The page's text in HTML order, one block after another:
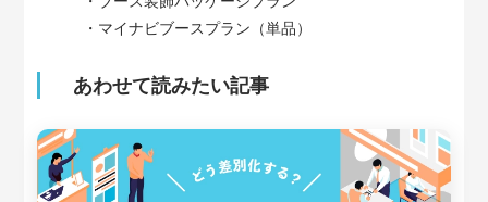
・マイナビブースプラン（単品）
あわせて読みたい記事